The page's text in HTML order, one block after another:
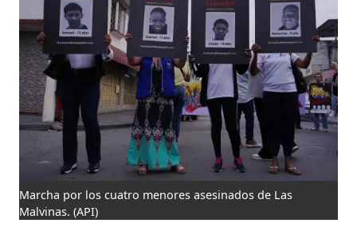
Marcha por los cuatro menores asesinados de Las
Malvinas.(API)